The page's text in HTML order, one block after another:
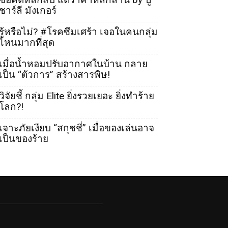
าร์ลี มังเกอร์
หรือไม่? #โรคซึมเศร้า เจอในคนกลุ่ม
หนมากที่สุด
มื่อน้ำหอมปรับอากาศในบ้าน กลาย
ป็น “ตัวการ” สร้างสารพิษ!
จัยชี้ กลุ่ม Elite ยิ่งรวยเยอะ ยิ่งทำร้าย
ลก?!
จาะภัยเงียบ “สกุชชี่” เมื่อของเล่นอาจ
ป็นของร้าย